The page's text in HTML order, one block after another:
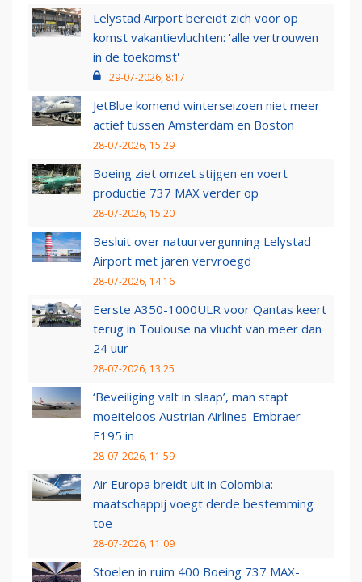
Lelystad Airport bereidt zich voor op
komst vakantievluchten: 'alle vertrouwen
in de toekomst'
29-07-2026, 8:17
JetBlue komend winterseizoen niet meer
actief tussen Amsterdam en Boston
28-07-2026, 15:29
Boeing ziet omzet stijgen en voert
productie 737 MAX verder op
28-07-2026, 15:20
Besluit over natuurvergunning Lelystad
Airport met jaren vervroegd
28-07-2026, 14:16
Eerste A350-1000ULR voor Qantas keert
terug in Toulouse na vlucht van meer dan
24 uur
28-07-2026, 13:25
‘Beveiliging valt in slaap’, man stapt
moeiteloos Austrian Airlines-Embraer
E195 in
28-07-2026, 11:59
Air Europa breidt uit in Colombia:
maatschappij voegt derde bestemming
toe
28-07-2026, 11:09
Stoelen in ruim 400 Boeing 737 MAX-